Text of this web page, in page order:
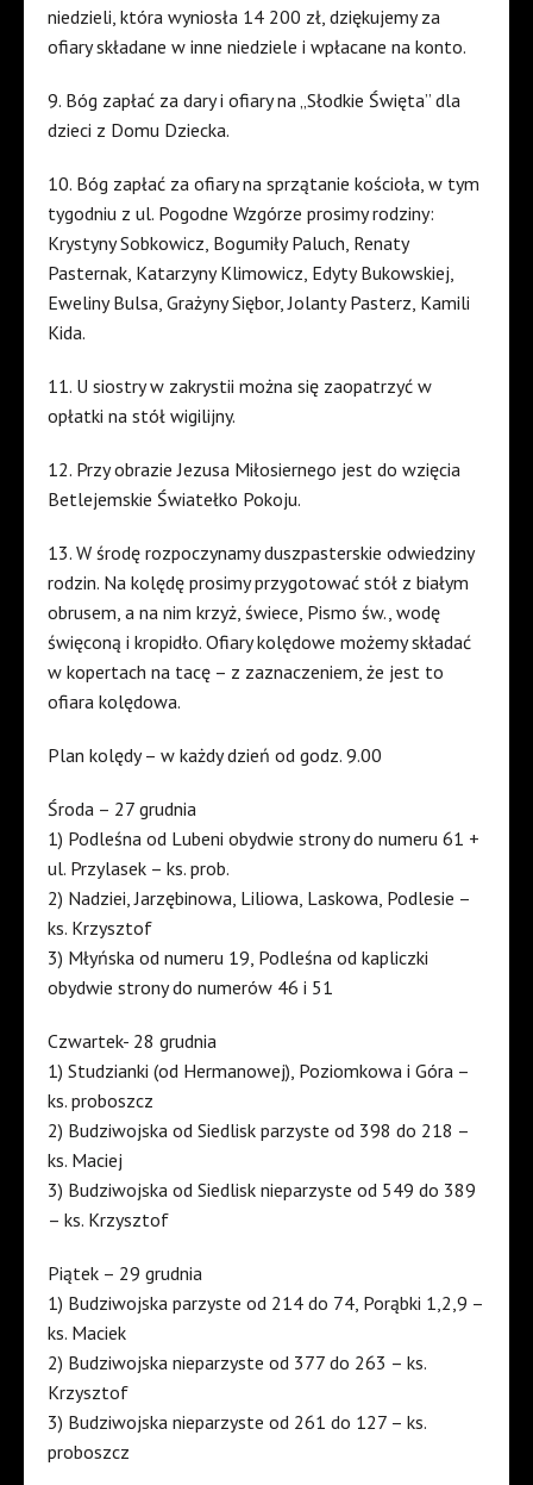
niedzieli, która wyniosła 14 200 zł, dziękujemy za
ofiary składane w inne niedziele i wpłacane na konto.
9. Bóg zapłać za dary i ofiary na „Słodkie Święta” dla
dzieci z Domu Dziecka.
10. Bóg zapłać za ofiary na sprzątanie kościoła, w tym
tygodniu z ul. Pogodne Wzgórze prosimy rodziny:
Krystyny Sobkowicz, Bogumiły Paluch, Renaty
Pasternak, Katarzyny Klimowicz, Edyty Bukowskiej,
Eweliny Bulsa, Grażyny Siębor, Jolanty Pasterz, Kamili
Kida.
11. U siostry w zakrystii można się zaopatrzyć w
opłatki na stół wigilijny.
12. Przy obrazie Jezusa Miłosiernego jest do wzięcia
Betlejemskie Światełko Pokoju.
13. W środę rozpoczynamy duszpasterskie odwiedziny
rodzin. Na kolędę prosimy przygotować stół z białym
obrusem, a na nim krzyż, świece, Pismo św., wodę
święconą i kropidło. Ofiary kolędowe możemy składać
w kopertach na tacę – z zaznaczeniem, że jest to
ofiara kolędowa.
Plan kolędy – w każdy dzień od godz. 9.00
Środa – 27 grudnia
1) Podleśna od Lubeni obydwie strony do numeru 61 +
ul. Przylasek – ks. prob.
2) Nadziei, Jarzębinowa, Liliowa, Laskowa, Podlesie –
ks. Krzysztof
3) Młyńska od numeru 19, Podleśna od kapliczki
obydwie strony do numerów 46 i 51
Czwartek- 28 grudnia
1) Studzianki (od Hermanowej), Poziomkowa i Góra –
ks. proboszcz
2) Budziwojska od Siedlisk parzyste od 398 do 218 –
ks. Maciej
3) Budziwojska od Siedlisk nieparzyste od 549 do 389
– ks. Krzysztof
Piątek – 29 grudnia
1) Budziwojska parzyste od 214 do 74, Porąbki 1,2,9 –
ks. Maciek
2) Budziwojska nieparzyste od 377 do 263 – ks.
Krzysztof
3) Budziwojska nieparzyste od 261 do 127 – ks.
proboszcz